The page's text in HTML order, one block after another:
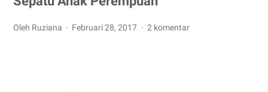
Oleh Ruziana Februari 28, 2017 2 komentar